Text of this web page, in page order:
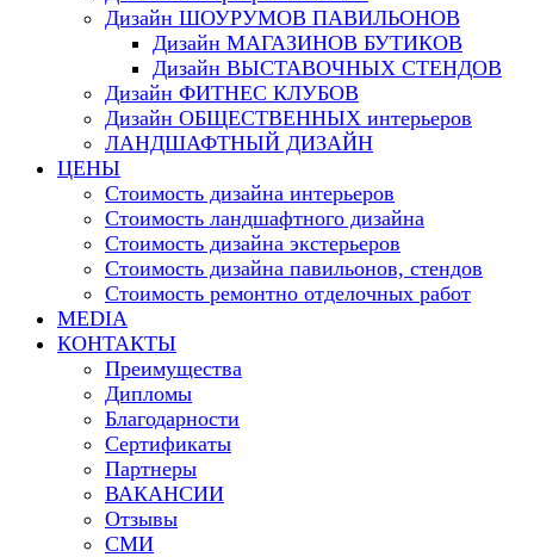
Дизайн ШОУРУМОВ ПАВИЛЬОНОВ
Дизайн МАГАЗИНОВ БУТИКОВ
Дизайн ВЫСТАВОЧНЫХ СТЕНДОВ
Дизайн ФИТНЕС КЛУБОВ
Дизайн ОБЩЕСТВЕННЫХ интерьеров
ЛАНДШАФТНЫЙ ДИЗАЙН
ЦЕНЫ
Стоимость дизайна интерьеров
Стоимость ландшафтного дизайна
Стоимость дизайна экстерьеров
Стоимость дизайна павильонов, стендов
Стоимость ремонтно отделочных работ
MEDIA
КОНТАКТЫ
Преимущества
Дипломы
Благодарности
Сертификаты
Партнеры
ВАКАНСИИ
Отзывы
СМИ